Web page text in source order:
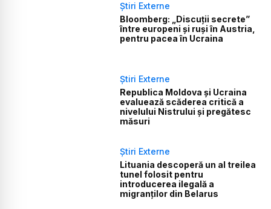
Știri Externe
Bloomberg: „Discuții secrete”
între europeni și ruși în Austria,
pentru pacea în Ucraina
Știri Externe
Republica Moldova și Ucraina
evaluează scăderea critică a
nivelului Nistrului și pregătesc
măsuri
Știri Externe
Lituania descoperă un al treilea
tunel folosit pentru
introducerea ilegală a
migranților din Belarus